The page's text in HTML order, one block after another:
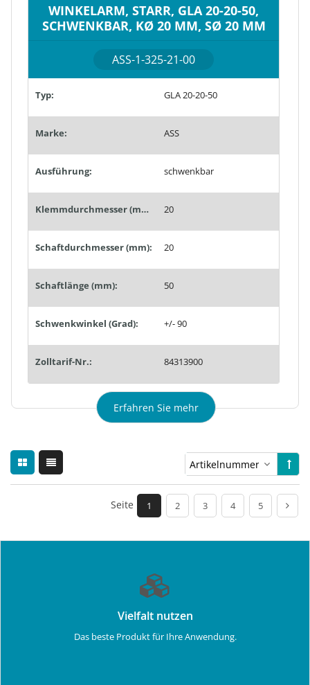
WINKELARM, STARR, GLA 20-20-50,
SCHWENKBAR, KØ 20 MM, SØ 20 MM
ASS-1-325-21-00
Typ: GLA 20-20-50
Marke: ASS
Ausführung: schwenkbar
Klemmdurchmesser (mm): 20
Schaftdurchmesser (mm): 20
Schaftlänge (mm): 50
Schwenkwinkel (Grad): +/- 90
Zolltarif-Nr.: 84313900
Erfahren Sie mehr
Seite 1 2 3 4 5
Vielfalt nutzen
Das beste Produkt für Ihre Anwendung.